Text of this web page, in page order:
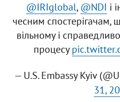
@IRIglobal,@NDI і
чесним спостерігачам,
вільному і
процесу
— U.S. Embassy Kyiv
31,